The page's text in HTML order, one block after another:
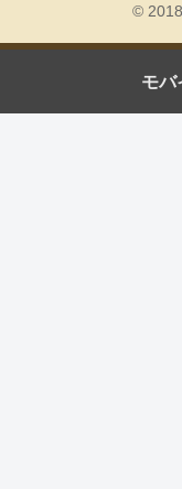
©
モバ